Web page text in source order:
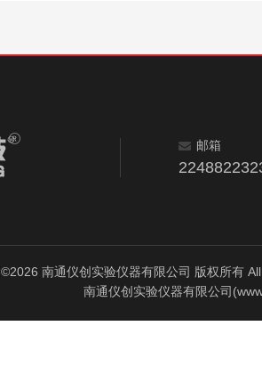
邮箱
©2026 南通仪创实验仪器有限公司 版权所有
南通仪创实验仪器有限公司